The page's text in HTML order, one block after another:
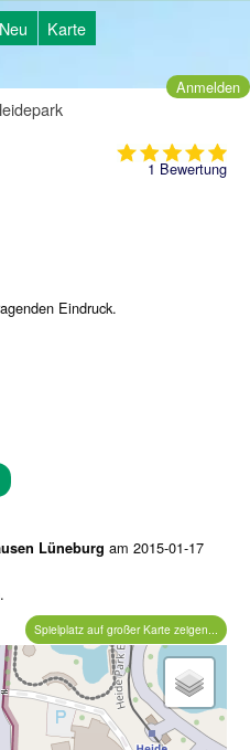
Neu Karte
Anmelden
1Bewertung
Eindruck.
Lüneburg am 2015-01-17
Spielplatz auf großer Karte zeigen...